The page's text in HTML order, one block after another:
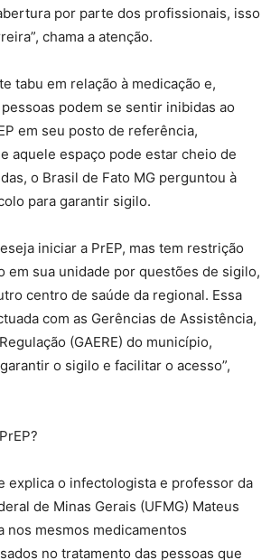
por parte dos profissionais, isso
chama a atenção.
tabu em relação à medicação e,
podem se sentir inibidas ao
em seu posto de referência,
aquele espaço pode estar cheio de
o Brasil de Fato MG perguntou à
para garantir sigilo.
iniciar a PrEP, mas tem restrição
em sua unidade por questões de sigilo,
centro de saúde da regional. Essa
com as Gerências de Assistência,
(GAERE) do município,
o sigilo e facilitar o acesso”,
explica o infectologista e professor da
de Minas Gerais (UFMG) Mateus
nos mesmos medicamentos
no tratamento das pessoas que